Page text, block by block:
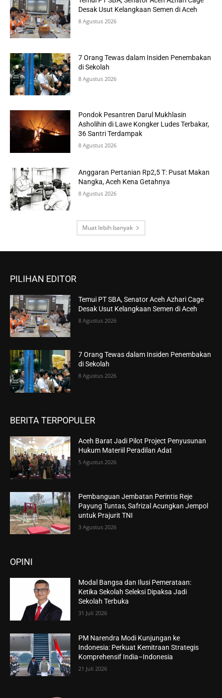
Desak Usut Kelangkaan Semen di Aceh
8 Agustus 2026
7 Orang Tewas dalam Insiden Penembakan
di Sekolah
8 Agustus 2026
Pondok Pesantren Darul Mukhlasin
Asholihin di Lawe Kongker Ludes Terbakar,
36 Santri Terdampak
8 Agustus 2026
Anggaran Pertanian Rp2,5 T: Pusat Makan
Nangka, Aceh Kena Getahnya
8 Agustus 2026
Muat lebih banyak
PILIHAN EDITOR
Temui PT SBA, Senator Aceh Azhari Cage
Desak Usut Kelangkaan Semen di Aceh
8 Agustus 2026
7 Orang Tewas dalam Insiden Penembakan
di Sekolah
8 Agustus 2026
BERITA TERPOPULER
Aceh Barat Jadi Pilot Project Penyusunan
Hukum Materiil Peradilan Adat
5 Agustus 2026
Pembanguan Jembatan Perintis Reje
Payung Tuntas, Safrizal Acungkan Jempol
untuk Prajurit TNI
3 Agustus 2026
OPINI
Modal Bangsa dan Ilusi Pemerataan:
Ketika Sekolah Seleksi Dipaksa Jadi
Sekolah Terbuka
31 Juli 2026
PM Narendra Modi Kunjungan ke
Indonesia: Perkuat Kemitraan Strategis
Komprehensif India–Indonesia
21 Juli 2026